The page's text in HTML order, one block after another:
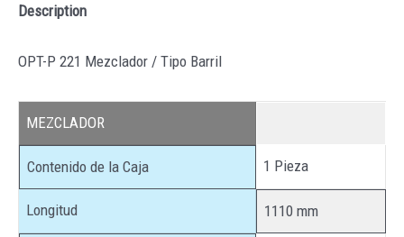
Description
OPT-P 221 Mezclador / Tipo Barril
MEZCLADOR
Contenido de la Caja 1 Pieza
Longitud 1110 mm